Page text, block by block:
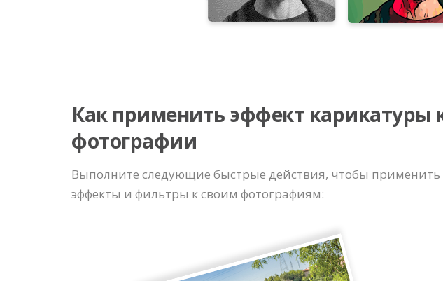
Как применить эффект карикатуры
фотографии
Выполните следующие быстрые действия, чтобы применить
эффекты и фильтры к своим фотографиям: